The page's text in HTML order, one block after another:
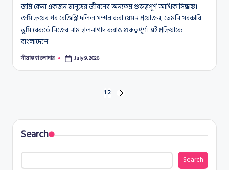
জমি কেনা একজন মানুষের জীবনের অন্যতম গুরুত্বপূর্ণ আর্থিক সিদ্ধান্ত।
জমি ক্রয়ের পর রেজিস্ট্রি দলিল সম্পন্ন করা যেমন প্রয়োজন, তেমনি সরকারি
ভূমি রেকর্ডে নিজের নাম হালনাগাদ করাও গুরুত্বপূর্ণ। এই প্রক্রিয়াকে
বাংলাদেশে
Posted
সীমান্ত হাওলাদার July 9, 2026
pagination
12
Search
Search